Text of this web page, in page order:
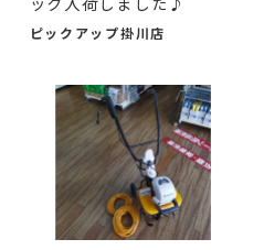
ピックアップ掛川店